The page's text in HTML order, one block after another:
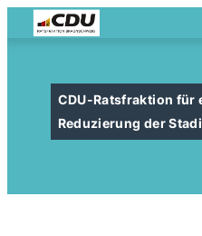
CDU-Ratsfraktion für
Reduzierung der